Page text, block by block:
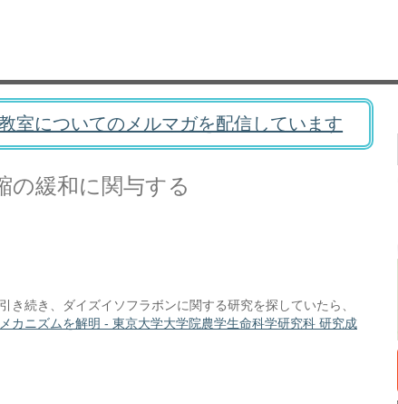
室についてのメルマガを配信しています
の緩和に関与する
き続き、ダイズイソフラボンに関する研究を探していたら、
カニズムを解明 - 東京大学大学院農学生命科学研究科 研究成